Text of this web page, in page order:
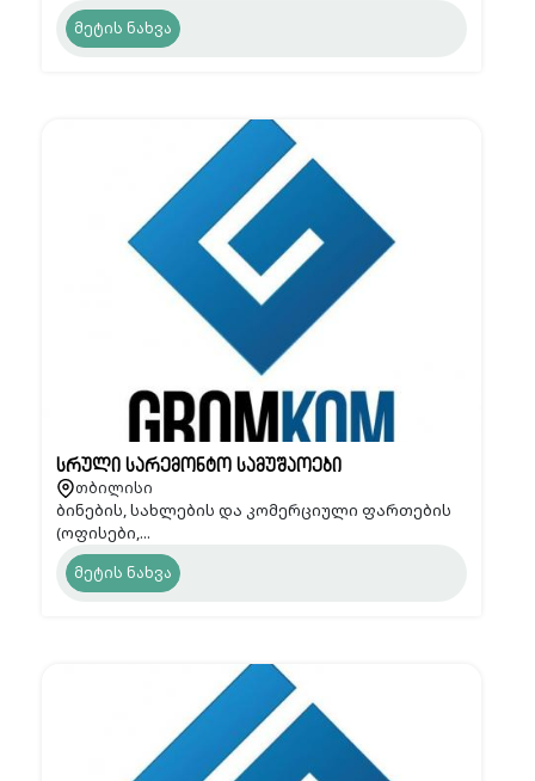
მეტის ნახვა
სრული სარემონტო სამუშაოები
თბილისი
ბინების, სახლების და კომერციული ფართების
(ოფისები,...
მეტის ნახვა